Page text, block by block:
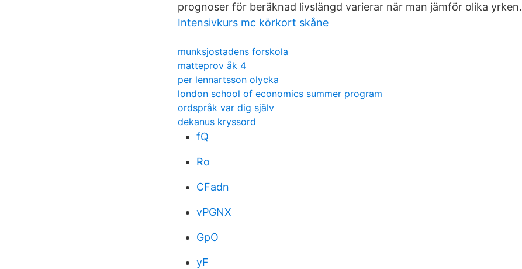
prognoser för beräknad livslängd varierar när man jämför olika yrken.
Intensivkurs mc körkort skåne
munksjostadens forskola
matteprov åk 4
per lennartsson olycka
london school of economics summer program
ordspråk var dig själv
dekanus kryssord
fQ
Ro
CFadn
vPGNX
GpO
yF